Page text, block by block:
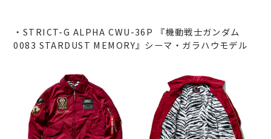
・STRICT-G ALPHA CWU-36P 『機動戦士ガンダム
0083 STARDUST MEMORY』シーマ・ガラハウモデル